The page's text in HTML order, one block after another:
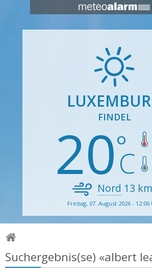
FINDEL
20
Nord 13
Freitag, 07. August 2026 - 12:06
Suchergebnis(se) «albert